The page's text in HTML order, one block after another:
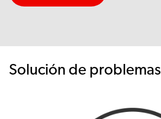
Solución de problemas